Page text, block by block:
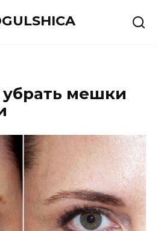
мешки